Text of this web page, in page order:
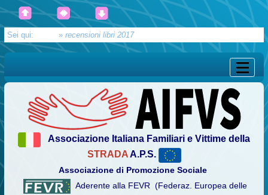
Sei qui: » recensioni libri 2017
Associazione Italiana Familiari e Vittime della
STRADAA.P.S.
Associazione di Promozione Sociale
Aderente alla FEVR (Federaz. Europea delle